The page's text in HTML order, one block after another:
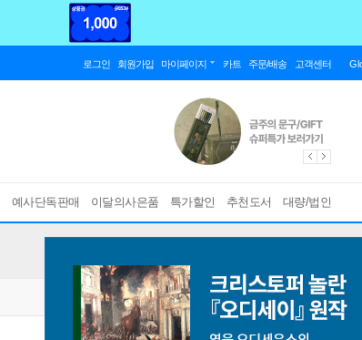
로그인 회원가입 마이페이지 카트 주문/배송 고객센터
예사단독판매 이달의사은품 특가할인 추천도서 대량/법인